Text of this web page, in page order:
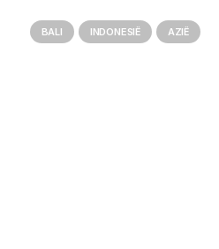
BALI INDONESIË AZIË